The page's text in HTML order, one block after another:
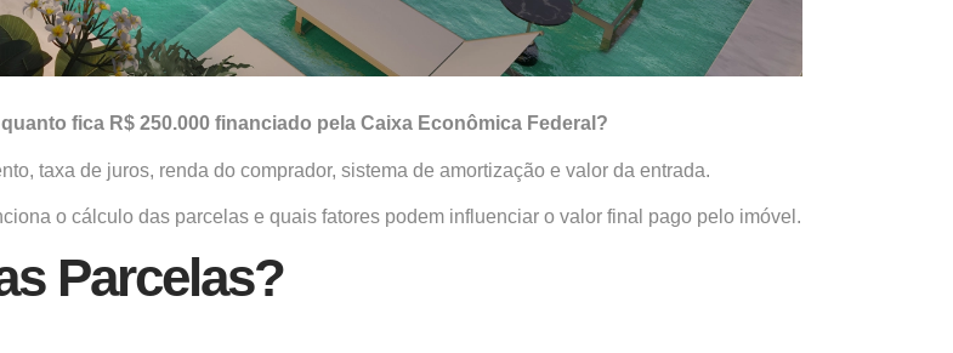
quanto fica R$ 250.000 financiado pela Caixa Econômica Federal?
taxa de juros, renda do comprador, sistema de amortização e valor da entrada.
o cálculo das parcelas e quais fatores podem influenciar o valor final pago pelo imóvel.
Parcelas?